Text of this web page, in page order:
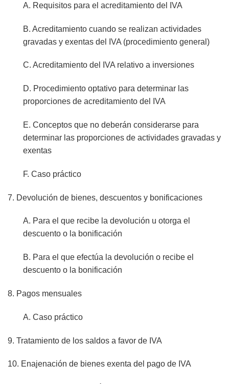
A. Requisitos para el acreditamiento del IVA
B. Acreditamiento cuando se realizan actividades
gravadas y exentas del IVA (procedimiento general)
C. Acreditamiento del IVA relativo a inversiones
D. Procedimiento optativo para determinar las
proporciones de acreditamiento del IVA
E. Conceptos que no deberán considerarse para
determinar las proporciones de actividades gravadas y
exentas
F. Caso práctico
7. Devolución de bienes, descuentos y bonificaciones
A. Para el que recibe la devolución u otorga el
descuento o la bonificación
B. Para el que efectúa la devolución o recibe el
descuento o la bonificación
8. Pagos mensuales
A. Caso práctico
9. Tratamiento de los saldos a favor de IVA
10. Enajenación de bienes exenta del pago de IVA